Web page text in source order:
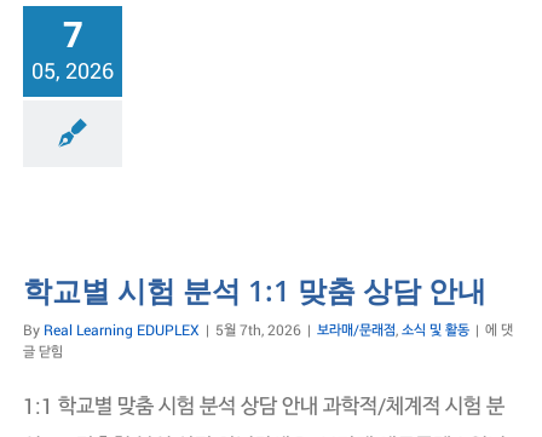
7
05, 2026
소식 및 활동
학교별 시험 분석 1:1 맞춤 상담 안내
By Real Learning EDUPLEX | 5월 7th, 2026 | 보라매/문래점,소식 및 활동 | 학
시
험
에 댓
글 닫힘
1:1 학교별 맞춤 시험 분석 상담 안내 과학적/체계적 시험 분